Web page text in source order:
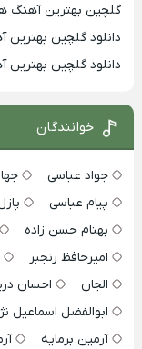
گلچین بهترین آهنگ
دانلود گلچین بهترین
دانلود گلچین
خوانندگان
جواد عباسی
پیام عباسی
بهنام حسن زاده
امیرحافظ رنجبر
الجان
احسان
ابوالفضل اسماعیل
آرمین برمایه